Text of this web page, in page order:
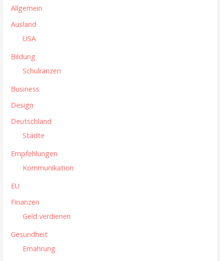
a
g
Allgemein
Ausland
USA
Bildung
Schulranzen
Business
Design
Deutschland
Städte
Empfehlungen
Kommunikation
EU
Finanzen
Geld verdienen
Gesundheit
Ernährung